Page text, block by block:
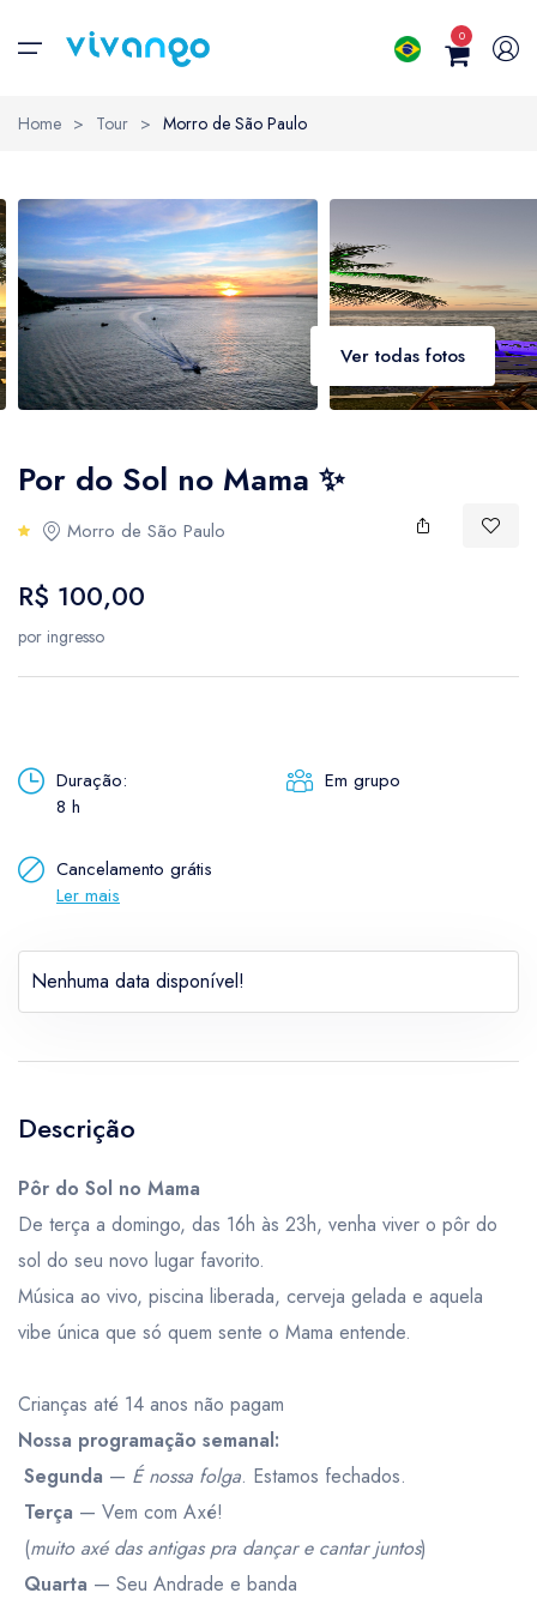
Viva sua história...
Natureza
Náutico
Aventura
Sol e Praia
Pôr do Sol
Trilhas
Ecoturismo
Cultural
Parques
Etnoturismo
Neve
0
Home > Tour > Morro de São Paulo
Ver todas fotos
Por do Sol no Mama ✨
Morro de São Paulo
R$ 100,00
por ingresso
Duração:
8 h
Em grupo
Cancelamento grátis
Ler mais
Nenhuma data disponível!
Descrição
Pôr do Sol no Mama
De terça a domingo, das 16h às 23h, venha viver o pôr do
sol do seu novo lugar favorito.
Música ao vivo, piscina liberada, cerveja gelada e aquela
vibe única que só quem sente o Mama entende.
Crianças até 14 anos não pagam
Nossa programação semanal:
Segunda — É nossa folga. Estamos fechados.
Terça — Vem com Axé!
(muito axé das antigas pra dançar e cantar juntos)
Quarta — Seu Andrade e banda
Australian dollar
AUD- $ BRL-
Canadian dollar
CAD- $ USD-
BRL
USD - $ AUD
Bulgarian lev
Australian dollar
CAD- $